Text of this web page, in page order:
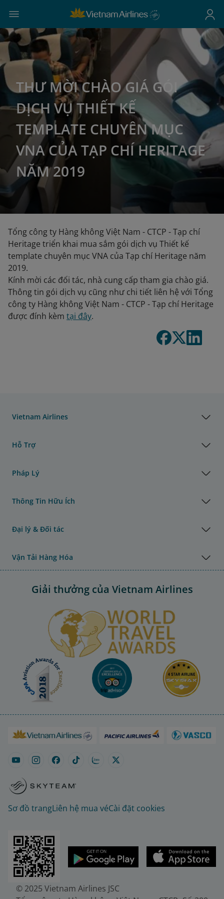
THƯ MỜI CHÀO GIÁ GÓI
DỊCH VỤ THIẾT KẾ
TEMPLATE CHUYÊN MỤC
VNA CỦA TẠP CHÍ HERITAGE
NĂM 2019
Tổng công ty Hàng không Việt Nam - CTCP - Tạp chí
Heritage triển khai mua sắm gói dịch vụ Thiết kế
template chuyên mục VNA của Tạp chí Heritage năm
2019.
Kính mời các đối tác, nhà cung cấp tham gia chào giá.
Thông tin gói dịch vụ cũng như chi tiết liên hệ với Tổng
công ty Hàng không Việt Nam - CTCP - Tạp chí Heritage
được đính kèm tại đây.
Vietnam Airlines
Hỗ Trợ
Pháp Lý
Thông Tin Hữu Ích
Đại lý & Đối tác
Vận Tải Hàng Hóa
Giải thưởng của Vietnam Airlines
Sơ đồ trangLiên hệ mua véCài đặt cookies
© 2025 Vietnam Airlines JSC